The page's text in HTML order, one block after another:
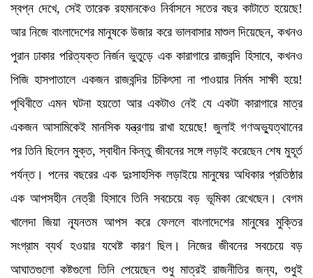
স্বপ্ন দেখে, সেই তারেক রহমানকেও নির্বাসনে সতের বছর কাটাতে হয়েছে!
আর নিজে বাংলাদেশের মানুষকে উজার করে ভালবাসার মাশুল দিয়েছেন, কখনও
পুরান ঢাকার পরিত্যক্ত নির্জন ভুতুড়ে এক কারাগারে রাজবন্দি হিসাবে, কখনও
পিজি হাসপাতালে একজন রাজবন্দির চিকিৎসা না পাওয়ার নির্মম সাক্ষী হয়ে!
পৃথিবীতে এমন ঘটনা হয়তো আর একটাও নেই যে একটা কারাগারে মাত্র
একজন আসামিকেই মানসিক যন্ত্রণায় রাখা হয়েছে! জুলাই গণঅভ্যুত্থানের
পর তিনি ছিলেন মুক্ত, স্বাধীন কিন্তু জীবনের সঙ্গে লড়াই করেছেন শেষ মুহূর্ত
পর্যন্ত। পনের বছরের এক দুঃসাহসিক লড়াইয়ে মানুষের অধিকার প্রতিষ্ঠার
এক আপসহীন নেত্রী হিসাবে তিনি সবচেয়ে বড় ভূমিকা রেখেছেন। বেগম
খালেদা জিয়া ন্যূনতম আপস করে ফেললে বাংলাদেশের মানুষের মুক্তির
সংগ্রাম ব্যর্থ হওয়ার যথেষ্ট কারণ ছিল। নিজের জীবনের সবচেয়ে বড়
আঘাতগুলো কষ্টগুলো তিনি পেয়েছেন শুধু মাত্রই রাজনীতির জন্য, শুধুই